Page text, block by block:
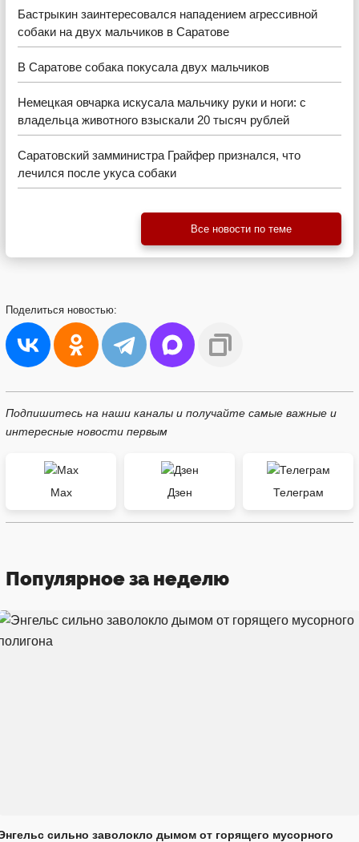
Бастрыкин заинтересовался нападением агрессивной
собаки на двух мальчиков в Саратове
В Саратове собака покусала двух мальчиков
Немецкая овчарка искусала мальчику руки и ноги: с
владельца животного взыскали 20 тысяч рублей
Саратовский замминистра Грайфер признался, что
лечился после укуса собаки
Все новости по теме
Поделиться новостью:
Подпишитесь на наши каналы и получайте самые важные и
интересные новости первым
Max Дзен Телеграм
Популярное за неделю
сильно заволокло дымом от горящего мусорного